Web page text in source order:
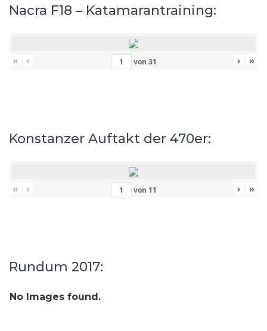
Nacra F18 – Katamarantraining:
« ‹ von 31 › »
Konstanzer Auftakt der 470er:
« ‹ von 11 › »
Rundum 2017:
No Images found.